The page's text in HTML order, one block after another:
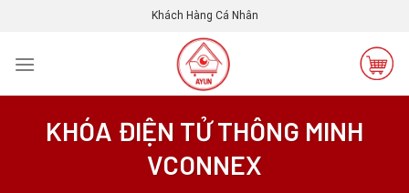
content
Khách Hàng Cá Nhân
KHÓA ĐIỆN TỬ THÔNG MINH
VCONNEX